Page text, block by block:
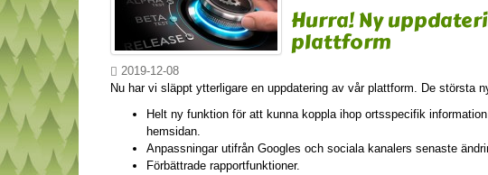
Hurra! Ny
plattform
2019-12-08
Nu har vi släppt ytterligare en uppdatering av vår plattform. De största
Helt ny funktion för att kunna koppla ihop ortsspecifik
hemsidan.
Anpassningar utifrån Googles och sociala kanalers senaste
Förbättrade rapportfunktioner.